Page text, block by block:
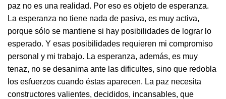
paz no es una realidad. Por eso es objeto de esperanza.
La esperanza no tiene nada de pasiva, es muy activa,
porque sólo se mantiene si hay posibilidades de lograr lo
esperado. Y esas posibilidades requieren mi compromiso
personal y mi trabajo. La esperanza, además, es muy
tenaz, no se desanima ante las dificultes, sino que redobla
los esfuerzos cuando éstas aparecen. La paz necesita
constructores valientes, decididos, incansables, que